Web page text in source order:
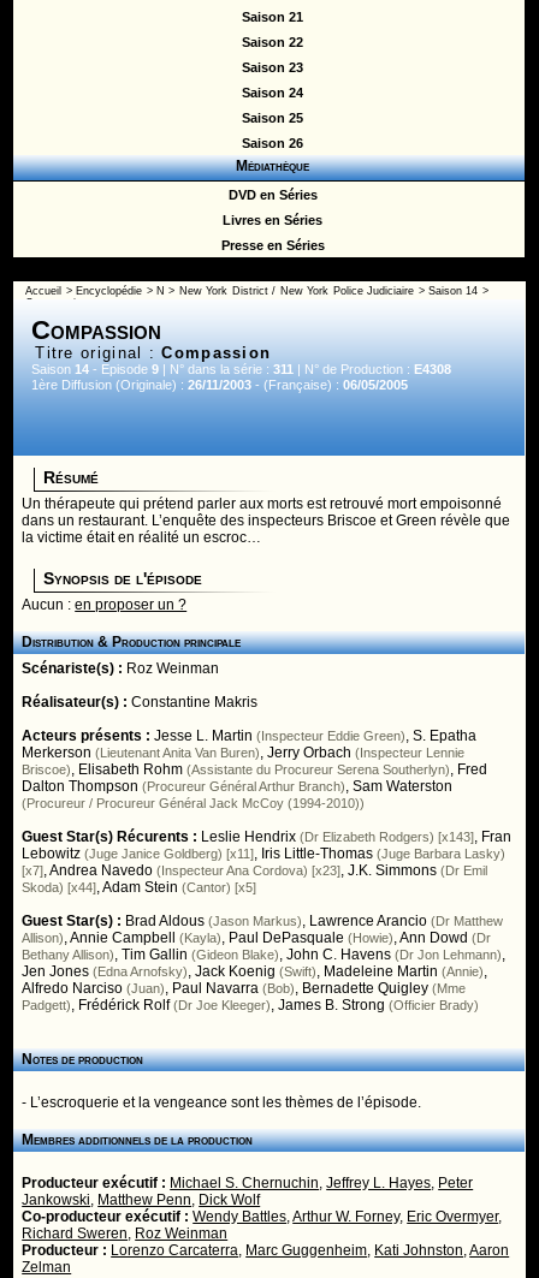
Saison 21
Saison 22
Saison 23
Saison 24
Saison 25
Saison 26
Médiathèque
DVD en Séries
Livres en Séries
Presse en Séries
Accueil > Encyclopédie > N > New York District / New York Police Judiciaire > Saison 14 >
Compassion
Compassion
Titre original :Compassion
Saison14 - Episode9 | N° dans la série :311 | N° de Production : E4308
1ère Diffusion (Originale) :26/11/2003 - (Française) :06/05/2005
Résumé
Un thérapeute qui prétend parler aux morts est retrouvé mort empoisonné
dans un restaurant. L’enquête des inspecteurs Briscoe et Green révèle que
la victime était en réalité un escroc…
Synopsis de l'épisode
Aucun :en proposer un ?
Distribution & Production principale
Scénariste(s) : Roz Weinman
Réalisateur(s) :Constantine Makris
Acteurs présents :Jesse L. Martin (Inspecteur Eddie Green),S. Epatha
Merkerson (Lieutenant Anita Van Buren),Jerry Orbach (Inspecteur Lennie
Briscoe), Elisabeth Rohm (Assistante du Procureur Serena Southerlyn), Fred
Dalton Thompson (Procureur Général Arthur Branch),Sam Waterston
(Procureur / Procureur Général Jack McCoy (1994-2010))
Guest Star(s) Récurents : Leslie Hendrix (Dr Elizabeth Rodgers) [x143], Fran
Lebowitz (Juge Janice Goldberg) [x11], Iris Little-Thomas (Juge Barbara Lasky)
[x7],Andrea Navedo (Inspecteur Ana Cordova) [x23],J.K. Simmons (Dr Emil
Skoda) [x44],Adam Stein (Cantor) [x5]
Guest Star(s) : Brad Aldous (Jason Markus), Lawrence Arancio (Dr Matthew
Allison),Annie Campbell (Kayla), Paul DePasquale (Howie),Ann Dowd (Dr
Bethany Allison),Tim Gallin (Gideon Blake),John C. Havens (Dr Jon Lehmann),
Jen Jones (Edna Arnofsky),Jack Koenig (Swift), Madeleine Martin (Annie),
Alfredo Narciso (Juan), Paul Navarra (Bob), Bernadette Quigley (Mme
Padgett), Frédérick Rolf (Dr Joe Kleeger),James B. Strong (Officier Brady)
Notes de production
- L’escroquerie et la vengeance sont les thèmes de l’épisode.
Membres additionnels de la production
Producteur exécutif : Michael S. Chernuchin,Jeffrey L. Hayes, Peter
Jankowski, Matthew Penn, Dick Wolf
Co-producteur exécutif :Wendy Battles,Arthur W. Forney, Eric Overmyer,
Richard Sweren, Roz Weinman
Producteur : Lorenzo Carcaterra, Marc Guggenheim, Kati Johnston,Aaron
Zelman